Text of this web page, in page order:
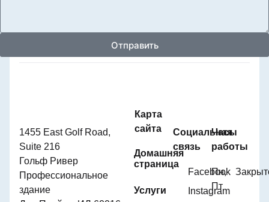
Отправить
1455 East Golf Road,
Suite 216
Гольф Ривер
Профессиональное
здание
Карта
сайта
Домашняя
страница
Услуги
Социальная
связь
Facebook
Instagram
Часы
работы
Пн,
Пт